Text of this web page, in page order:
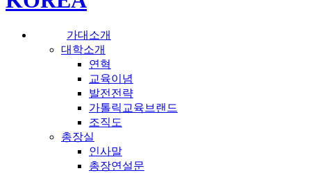
가대소개
대학소개
연혁
교육이념
발전전략
가톨릭교육브랜드
조직도
총장실
인사말
총장연설문